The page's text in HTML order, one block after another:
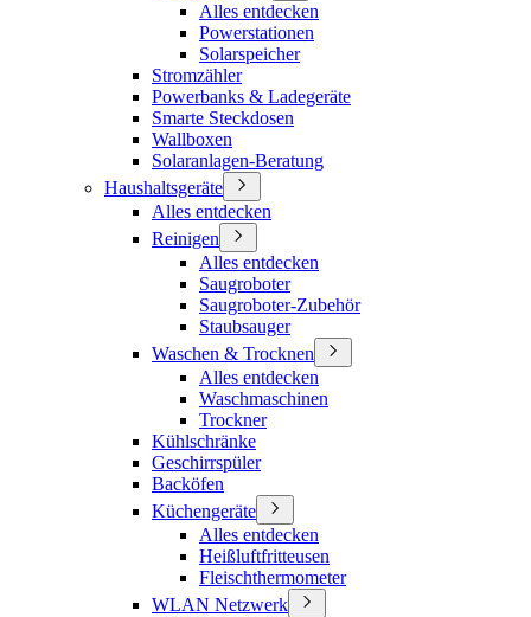
Alles entdecken
Powerstationen
Solarspeicher
Stromzähler
Powerbanks & Ladegeräte
Smarte Steckdosen
Wallboxen
Solaranlagen-Beratung
Haushaltsgeräte
Alles entdecken
Reinigen
Alles entdecken
Saugroboter
Saugroboter-Zubehör
Staubsauger
Waschen & Trocknen
Alles entdecken
Waschmaschinen
Trockner
Kühlschränke
Geschirrspüler
Backöfen
Küchengeräte
Alles entdecken
Heißluftfritteusen
Fleischthermometer
WLAN Netzwerk